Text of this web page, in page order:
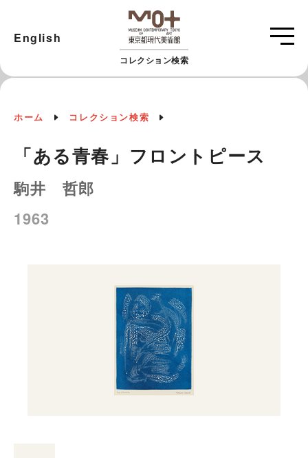
コレクション検索
English
ホーム コレクション検索
「ある青春」フロントピース
駒井 哲郎
1963